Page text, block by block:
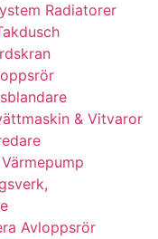
Radiatorer
& Vitvaror
Avloppsrör